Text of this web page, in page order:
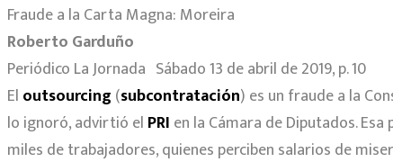
Fraude a la Carta Magna: Moreira
Roberto Garduño
Periódico La Jornada Sábado 13 de abril de 2019, p. 10
El outsourcing (subcontratación) es un fraude a la
lo ignoró, advirtió el PRI en la Cámara de Diputados.
miles de trabajadores, quienes perciben salarios de